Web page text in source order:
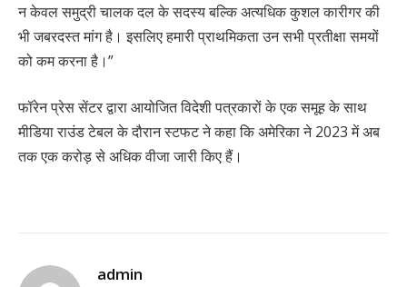
न केवल समुद्री चालक दल के सदस्य बल्कि अत्यधिक कुशल कारीगर की
भी जबरदस्त मांग है। इसलिए हमारी प्राथमिकता उन सभी प्रतीक्षा समयों
को कम करना है।”
फॉरेन प्रेस सेंटर द्वारा आयोजित विदेशी पत्रकारों के एक समूह के साथ
मीडिया राउंड टेबल के दौरान स्टफट ने कहा कि अमेरिका ने 2023 में अब
तक एक करोड़ से अधिक वीजा जारी किए हैं।
admin